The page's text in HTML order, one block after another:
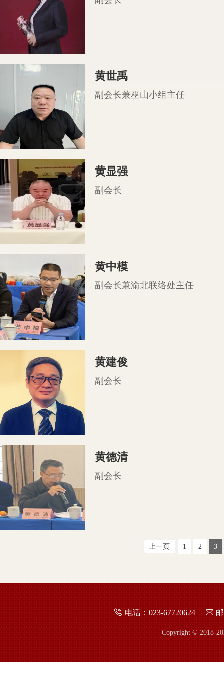
黄世禹
副会长兼巫山小组主任
黄显强
副会长
黄中模
副会长兼渝北联络处主任
黄建俊
副会长
黄德清
副会长
上一页 1 2 3
电话：023-67720624
Copyright © 2018-